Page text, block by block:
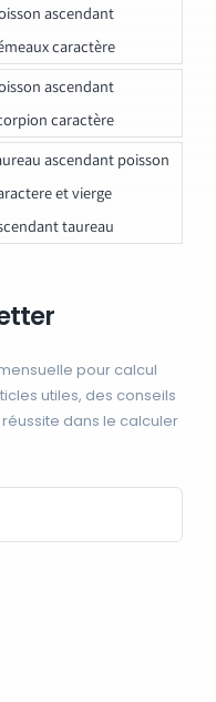
ascendant
caractère
ascendant
caractère
ascendant poisson
et vierge
taureau
pour calcul
utiles, des conseils
dans le calculer